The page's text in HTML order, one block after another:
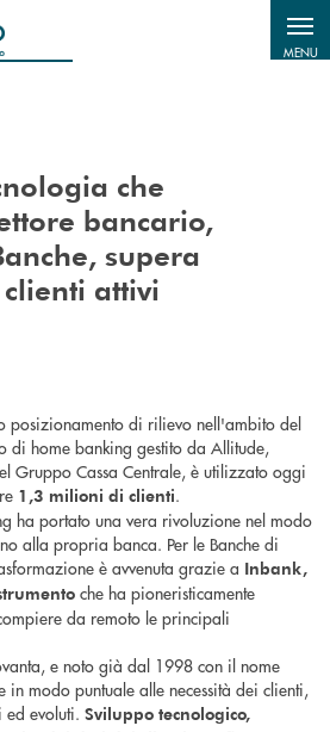
MENU
che
bancario,
supera
attivi
posizionamento di rilievo nell'ambito del
di home banking gestito da Allitude,
Gruppo Cassa Centrale, è utilizzato oggi
1,3 milioni di clienti.
ha portato una vera rivoluzione nel modo
alla propria banca. Per le Banche di
è avvenuta grazie a Inbank,
che ha pioneristicamente
da remoto le principali
e noto già dal 1998 con il nome
in modo puntuale alle necessità dei clienti,
ed evoluti. Sviluppo tecnologico,